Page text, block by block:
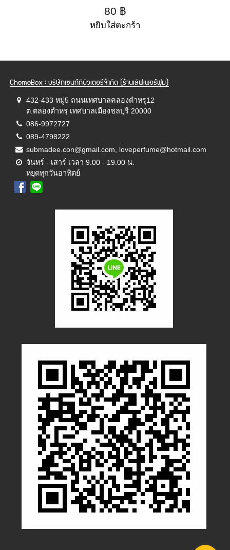
80 ฿
หยิบใส่ตะกร้า
ChemeBox : บริษัทเซนท์ทิบิวเตอร์จำกัด (ร้านเลิฟเพอร์ฟูม)
432-433 หมู่5 ถนนเทศบาลคลองตำหรุ12
ต.ตลองตำหรุ เทศบาลเมืองชลบุรี 20000
086-9972727
089-4798222
submadee.con@gmail.com, loveperfume@hotmail.com
จันทร์ - เสาร์ เวลา 9.00 - 19.00 น.
หยุดทุกวันอาทิตย์